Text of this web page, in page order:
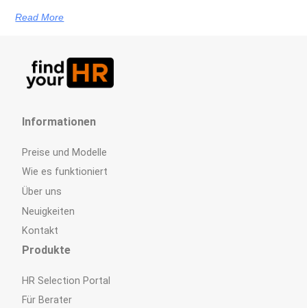
Read More
Informationen
Preise und Modelle
Wie es funktioniert
Über uns
Neuigkeiten
Kontakt
Produkte
HR Selection Portal
Für Berater